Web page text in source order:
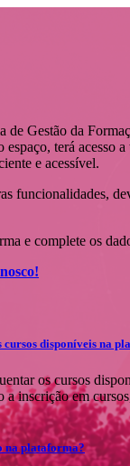
Gestão da
terá acesso a
e acessível.
funcionalidades,
e complete os
disponíveis na
os cursos
inscrição em
na plataforma?